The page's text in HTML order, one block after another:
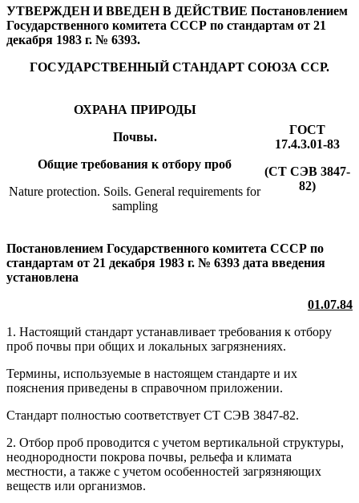
УТВЕРЖДЕН И ВВЕДЕН В ДЕЙСТВИЕ Постановлением
Государственного комитета СССР по стандартам от 21
декабря 1983 г. № 6393.
ГОСУДАРСТВЕННЫЙ СТАНДАРТ СОЮЗА ССР.
ОХРАНА ПРИРОДЫ
Почвы.
Общие требования к отбору проб
Nature protection. Soils. General requirements for
sampling
ГОСТ
17.4.3.01-83
(СТ СЭВ 3847-
82)
Постановлением Государственного комитета СССР по
стандартам от 21 декабря 1983 г. № 6393 дата введения
установлена
01.07.84
1. Настоящий стандарт устанавливает требования к отбору
проб почвы при общих и локальных загрязнениях.
Термины, используемые в настоящем стандарте и их
пояснения приведены в справочном приложении.
Стандарт полностью соответствует СТ СЭВ 3847-82.
2. Отбор проб проводится с учетом вертикальной структуры,
неоднородности покрова почвы, рельефа и климата
местности, а также с учетом особенностей загрязняющих
веществ или организмов.